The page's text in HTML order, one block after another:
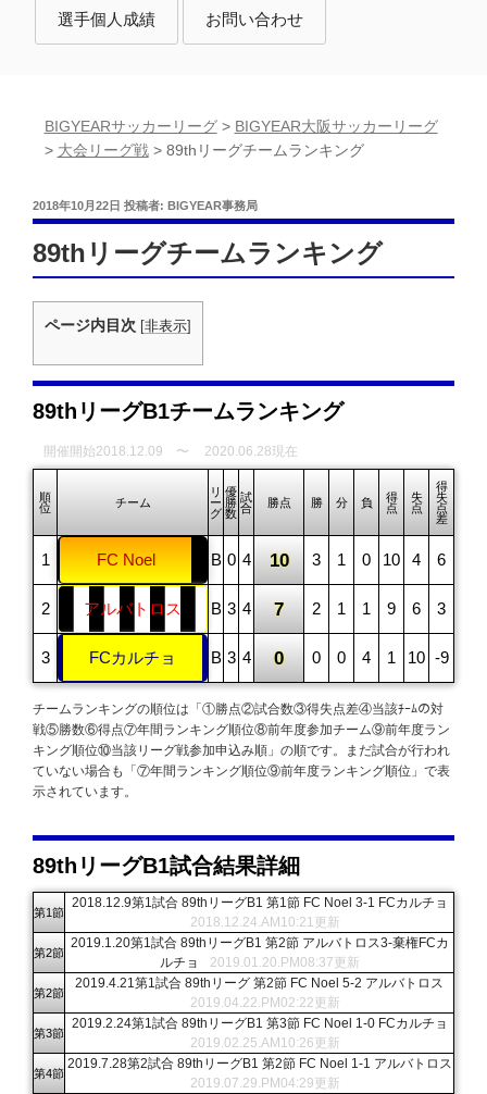
選手個人成績 お問い合わせ
BIGYEARサッカーリーグ> BIGYEAR大阪サッカーリーグ
> 大会リーグ戦> 89thリーグチームランキング
投
稿
日:
2018年10月22日 投稿者: BIGYEAR事務局
89thリーグチームランキング
ページ内目次 [非表示]
89thリーグB1チームランキング
開催開始2018.12.09 〜 2020.06.28現在
順
位
チーム
リ
ー
グ
優
勝
数
試
合
勝点 勝 分 負
得
点
失
点
得
失
点
差
FC Noel B 0 4 10 3 1 0 10 4 6
アルバトロス B 3 4 7 2 1 1 9 6 3
FCカルチョ B 3 4 0 0 0 4 1 10 -9
チームランキングの順位は「①勝点②試合数③得失点差④当該ﾁｰﾑの対
戦⑤勝数⑥得点⑦年間ランキング順位⑧前年度参加チーム⑨前年度ラン
キング順位⑩当該リーグ戦参加申込み順」の順です。まだ試合が行われ
ていない場合も「⑦年間ランキング順位⑨前年度ランキング順位」で表
示されています。
89thリーグB1試合結果詳細
第1節
2018.12.9第1試合 89thリーグB1 第1節 FC Noel 3-1 FCカルチョ
2018.12.24.AM10:21更新
第2節
2019.1.20第1試合 89thリーグB1 第2節 アルバトロス3-棄権FCカ
ルチョ
2019.01.20.PM08:37更新
第2節
2019.4.21第1試合 89thリーグ 第2節 FC Noel 5-2 アルバトロス
2019.04.22.PM02:22更新
第3節
2019.2.24第1試合 89thリーグB1 第3節 FC Noel 1-0 FCカルチョ
2019.02.25.AM10:26更新
第4節
2019.7.28第2試合 89thリーグB1 第2節 FC Noel 1-1 アルバトロス
2019.07.29.PM04:29更新